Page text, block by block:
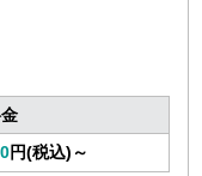
円(税込)～